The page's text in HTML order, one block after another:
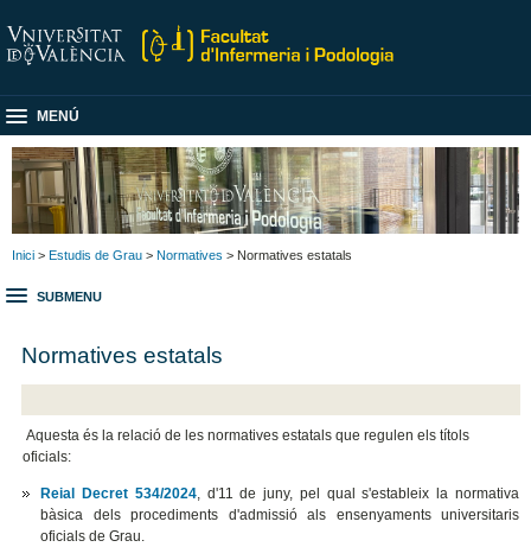
MENÚ
Inici > Estudis de Grau > Normatives > Normatives estatals
SUBMENU
Normatives estatals
Aquesta és la relació de les normatives estatals que regulen els títols
oficials:
Reial Decret 534/2024, d'11 de juny, pel qual s'estableix la normativa
bàsica dels procediments d'admissió als ensenyaments universitaris
oficials de Grau.